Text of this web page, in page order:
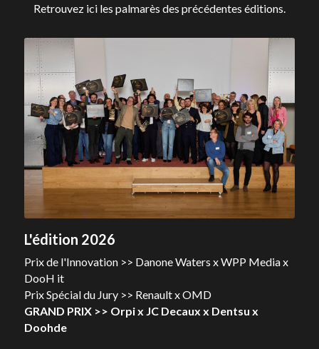
Retrouvez ici les palmarès des précédentes éditions.
L'édition 2026
Prix de l'Innovation >> Danone Waters x WPP Media x
DooH it
Prix Spécial du Jury >> Renault x OMD
GRAND PRIX >> Orpi x JC Decaux x Dentsu x
Doohde